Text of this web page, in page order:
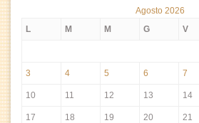
Agosto 2026
L
M M G V
3 4 5 6 7
10 11 12 13 14
17 18 19 20 21